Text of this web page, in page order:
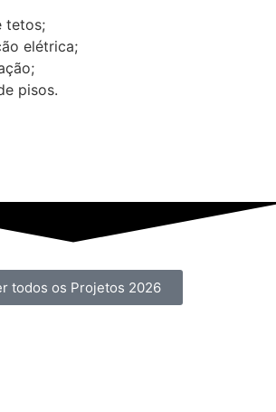
tetos;
elétrica;
pisos.
todos os Projetos 2026